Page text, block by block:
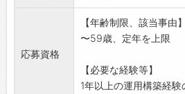
応募資格
【年齢制限、該当事由】
〜59歳、定年を上限
【必要な経験等】
1年以上の運用構築経験